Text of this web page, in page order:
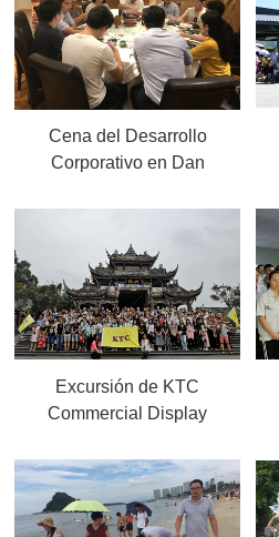
Cena del Desarrollo
Corporativo en Dan
Excursión de KTC
Commercial Display
Chengdu, Sichuan, 09-2018